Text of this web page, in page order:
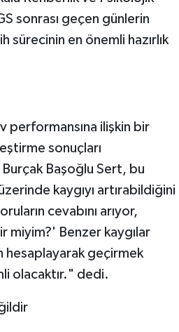
sonrası geçen günlerin
sürecinin en önemli hazırlık
performansına ilişkin bir
sonuçları
Başoğlu Sert, bu
kaygıyı artırabildiğini
cevabını arıyor,
Benzer kaygılar
hesaplayarak geçirmek
olacaktır." dedi.